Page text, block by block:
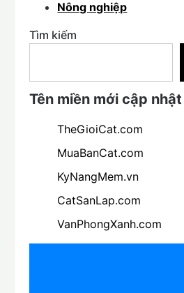
Nông nghiệp
Tìm kiếm
Tên miền mới cập nhật
TheGioiCat.com
MuaBanCat.com
KyNangMem.vn
CatSanLap.com
VanPhongXanh.com